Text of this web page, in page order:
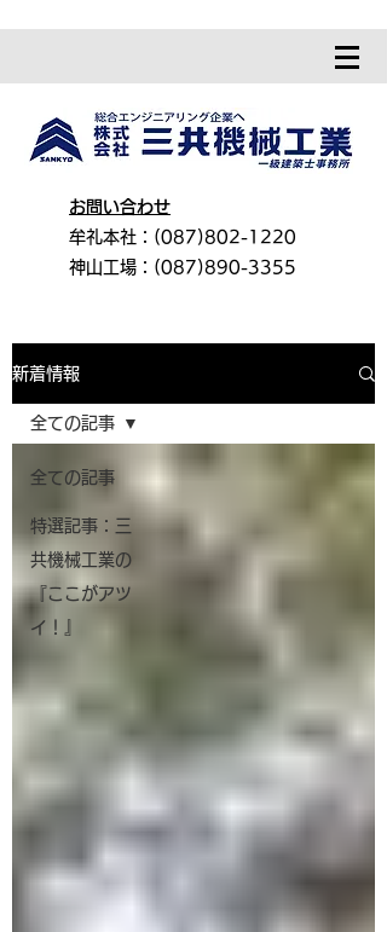
お問い合わせ
牟礼本社：(087)802-1220
神山工場：(087)890-3355
新着情報
全ての記事
特選記事：三
共機械工業の
『ここがアツ
イ！』
全ての記事